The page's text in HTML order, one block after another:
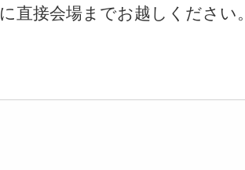
直接会場までお越しください。